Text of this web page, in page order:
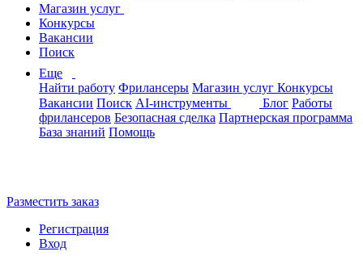
Магазин услуг
Конкурсы
Вакансии
Поиск
Еще
Найти работу Фрилансеры Магазин услуг Конкурсы
Вакансии Поиск AI-инструменты Блог Работы
фрилансеров Безопасная сделка Партнерская программа
База знаний Помощь
Разместить заказ
Регистрация
Вход